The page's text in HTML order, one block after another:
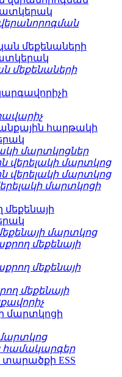
մեքենաների
մարտկոցներ
վերելակի մարտկոց
վերելակի մարտկոց
մարտկոցի
մարտկոց
մեքենայի
մեքենայի
մեքենայի
մարտկոց
համակարգեր